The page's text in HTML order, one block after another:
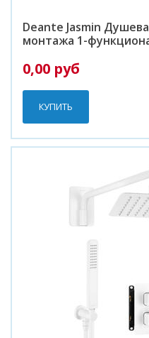
Deante Jasmin
монтажа 1-
0,00 руб
КУПИТЬ